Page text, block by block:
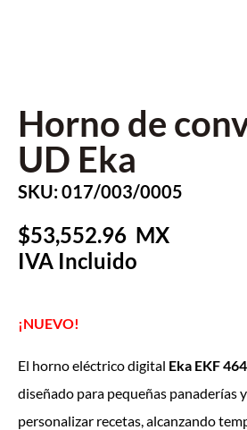
Horno de
UD Eka
SKU: 017/003/0005
53,552.96
¡NUEVO!
El horno eléctrico digital Eka EKF
diseñado para pequeñas panaderías
personalizar recetas, alcanzando